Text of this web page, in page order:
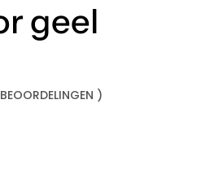
geel
)